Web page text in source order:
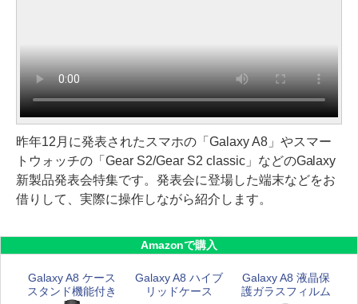
昨年12月に発表されたスマホの「Galaxy A8」やスマー
トウォッチの「Gear S2/Gear S2 classic」などのGalaxy
新製品発表会特集です。発表会に登場した端末などをお
借りして、実際に操作しながら紹介します。
Amazonで購入
Galaxy A8 ケース
スタンド機能付き
Galaxy A8 ハイブ
リッドケース
Galaxy A8 液晶保
護ガラスフィルム